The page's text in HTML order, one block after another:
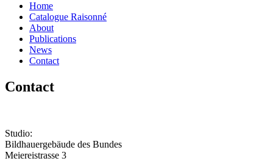
Home
Catalogue Raisonné
About
Publications
News
Contact
Contact
Studio:
Bildhauergebäude des Bundes
Meiereistrasse 3